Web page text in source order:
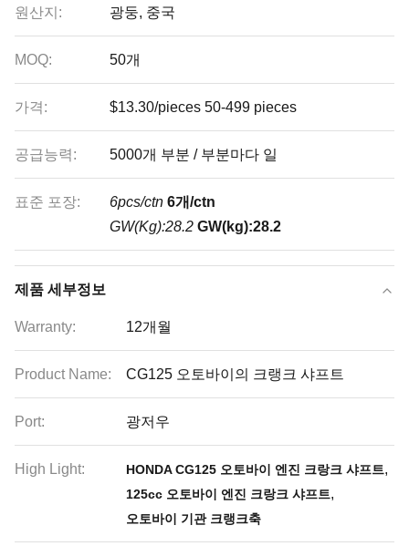
원산지: 광둥, 중국
MOQ: 50개
가격: $13.30/pieces 50-499 pieces
공급능력: 5000개 부분 / 부분마다 일
표준 포장: 6pcs/ctn 6개/ctn
GW(Kg):28.2 GW(kg):28.2
제품 세부정보
Warranty: 12개월
Product Name: CG125 오토바이의 크랭크 샤프트
Port: 광저우
High Light: HONDA CG125 오토바이 엔진 크랑크 샤프트,
125cc 오토바이 엔진 크랑크 샤프트,
오토바이 기관 크랭크축